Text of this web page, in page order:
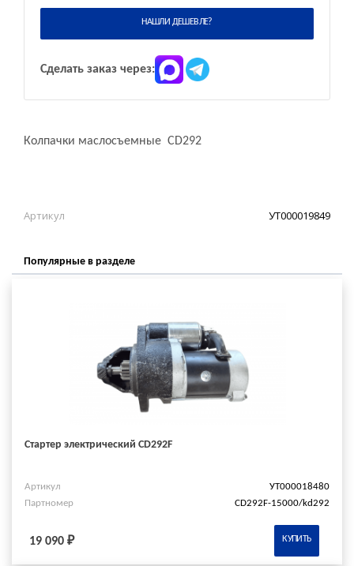
НАШЛИ ДЕШЕВЛЕ?
Сделать заказ через:
Колпачки маслосъемные CD292
Артикул УТ000019849
Популярные в разделе
Стартер электрический CD292F
Артикул
УТ000018480
Партномер
CD292F-15000/kd292
19 090 ₽ КУПИТЬ